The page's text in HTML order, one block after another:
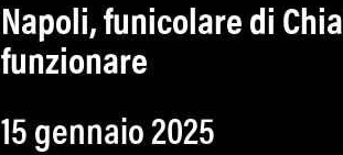
Napoli, funicolare di
funzionare
15 gennaio 2025